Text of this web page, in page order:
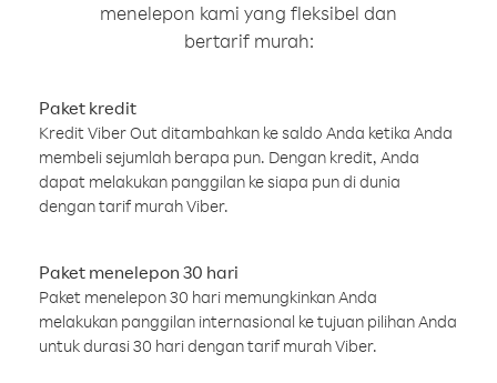
menelepon kami yang fleksibel dan
bertarif murah:
Paket kredit
Kredit Viber Out ditambahkan ke saldo Anda ketika Anda
membeli sejumlah berapa pun. Dengan kredit, Anda
dapat melakukan panggilan ke siapa pun di dunia
dengan tarif murah Viber.
Paket menelepon 30 hari
Paket menelepon 30 hari memungkinkan Anda
melakukan panggilan internasional ke tujuan pilihan Anda
untuk durasi 30 hari dengan tarif murah Viber.